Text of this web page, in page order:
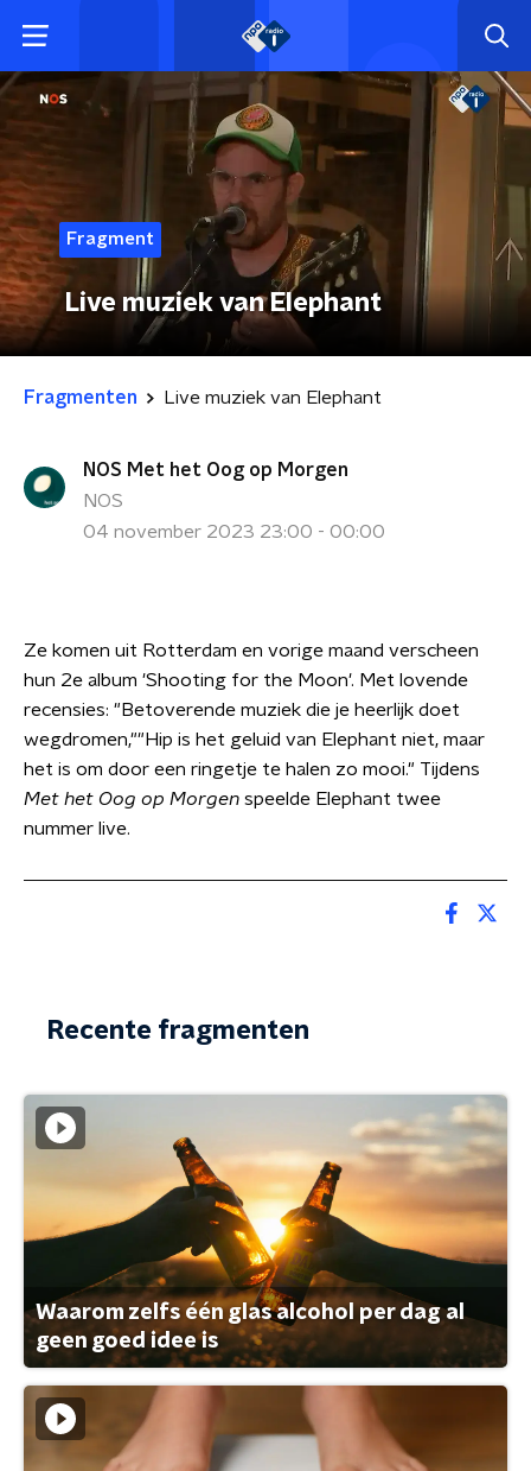
Fragment
Live muziek van Elephant
Fragmenten Live muziek van Elephant
NOS Met het Oog op Morgen
NOS
04 november 2023 23:00 - 00:00
Ze komen uit Rotterdam en vorige maand verscheen
hun 2e album 'Shooting for the Moon'. Met lovende
recensies: "Betoverende muziek die je heerlijk doet
wegdromen,""Hip is het geluid van Elephant niet, maar
het is om door een ringetje te halen zo mooi." Tijdens
Met het Oog op Morgen speelde Elephant twee
nummer live.
Recente fragmenten
Waarom zelfs één glas alcohol per dag al
geen goed idee is